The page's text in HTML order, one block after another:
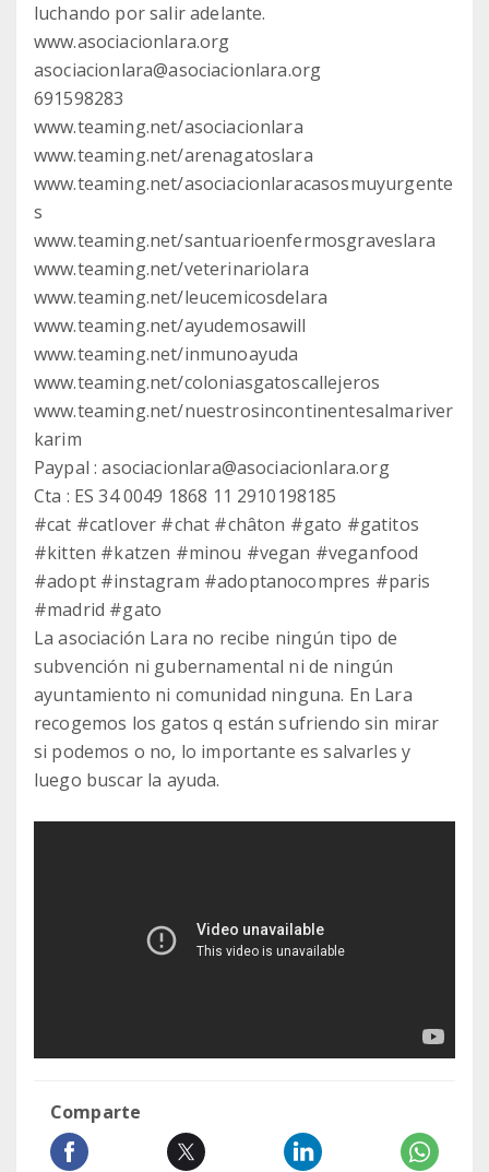
luchando por salir adelante.
www.asociacionlara.org
asociacionlara@asociacionlara.org
691598283
www.teaming.net/asociacionlara
www.teaming.net/arenagatoslara
www.teaming.net/asociacionlaracasosmuyurgente
s
www.teaming.net/santuarioenfermosgraveslara
www.teaming.net/veterinariolara
www.teaming.net/leucemicosdelara
www.teaming.net/ayudemosawill
www.teaming.net/inmunoayuda
www.teaming.net/coloniasgatoscallejeros
www.teaming.net/nuestrosincontinentesalmariver
karim
Paypal : asociacionlara@asociacionlara.org
Cta : ES 34 0049 1868 11 2910198185
#cat #catlover #chat #châton #gato #gatitos
#kitten #katzen #minou #vegan #veganfood
#adopt #instagram #adoptanocompres #paris
#madrid #gato
La asociación Lara no recibe ningún tipo de
subvención ni gubernamental ni de ningún
ayuntamiento ni comunidad ninguna. En Lara
recogemos los gatos q están sufriendo sin mirar
si podemos o no, lo importante es salvarles y
luego buscar la ayuda.
Comparte